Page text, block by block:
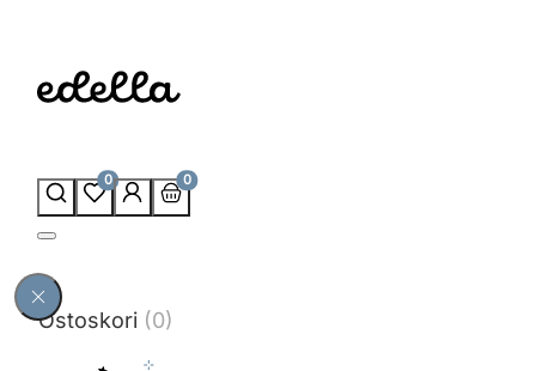
0 0
Ostoskori (0)